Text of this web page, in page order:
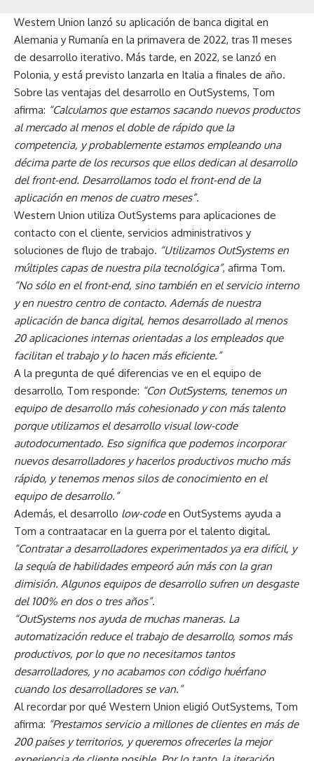
Western Union lanzó su aplicación de banca digital en
Alemania y Rumanía en la primavera de 2022, tras 11 meses
de desarrollo iterativo. Más tarde, en 2022, se lanzó en
Polonia, y está previsto lanzarla en Italia a finales de año.
Sobre las ventajas del desarrollo en OutSystems, Tom
afirma: “Calculamos que estamos sacando nuevos productos
al mercado al menos el doble de rápido que la
competencia, y probablemente estamos empleando una
décima parte de los recursos que ellos dedican al desarrollo
del front-end. Desarrollamos todo el front-end de la
aplicación en menos de cuatro meses”.
Western Union utiliza OutSystems para aplicaciones de
contacto con el cliente, servicios administrativos y
soluciones de flujo de trabajo. “Utilizamos OutSystems en
múltiples capas de nuestra pila tecnológica”, afirma Tom.
“No sólo en el front-end, sino también en el servicio interno
y en nuestro centro de contacto. Además de nuestra
aplicación de banca digital, hemos desarrollado al menos
20 aplicaciones internas orientadas a los empleados que
facilitan el trabajo y lo hacen más eficiente.”
A la pregunta de qué diferencias ve en el equipo de
desarrollo, Tom responde: “Con OutSystems, tenemos un
equipo de desarrollo más cohesionado y con más talento
porque utilizamos el desarrollo visual low-code
autodocumentado. Eso significa que podemos incorporar
nuevos desarrolladores y hacerlos productivos mucho más
rápido, y tenemos menos silos de conocimiento en el
equipo de desarrollo.”
Además, el desarrollo low-codeen OutSystems ayuda a
Tom a contraatacar en la guerra por el talento digital.
“Contratar a desarrolladores experimentados ya era difícil, y
la sequía de habilidades empeoró aún más con la gran
dimisión. Algunos equipos de desarrollo sufren un desgaste
del 100% en dos o tres años”.
“OutSystems nos ayuda de muchas maneras. La
automatización reduce el trabajo de desarrollo, somos más
productivos, por lo que no necesitamos tantos
desarrolladores, y no acabamos con código huérfano
cuando los desarrolladores se van.”
Al recordar por qué Western Union eligió OutSystems, Tom
afirma: “Prestamos servicio a millones de clientes en más de
200 países y territorios, y queremos ofrecerles la mejor